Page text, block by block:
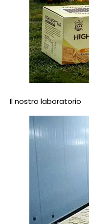
Il nostro laboratorio